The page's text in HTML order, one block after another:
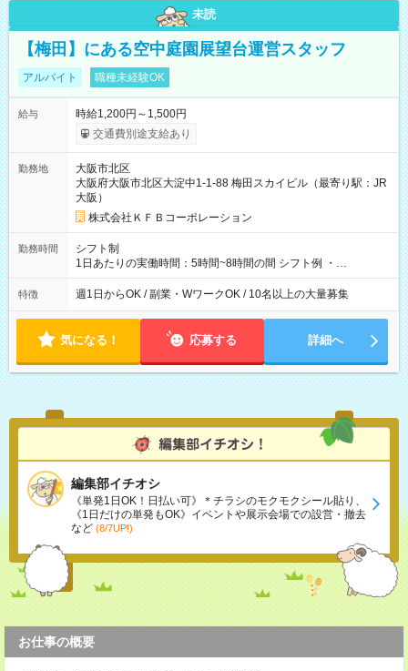
未読
【梅田】にある空中庭園展望台運営スタッフ
アルバイト 職種未経験OK
給与
時給1,200円～1,500円
交通費別途支給あり
勤務地
大阪市北区
大阪府大阪市北区大淀中1-1-88 梅田スカイビル（最寄り駅：JR
大阪）
株式会社ＫＦＢコーポレーション
勤務時間
シフト制
1日あたりの実働時間：5時間~8時間の間 シフト例 ・
9:30~18:00 実働7.5時間 ・9:30~14:30 実働5時間 ・
16:00~21:30 実働5.5時間
特徴 週1日からOK / 副業・WワークOK / 10名以上の大量募集
気になる！ 応募する 詳細へ
編集部イチオシ
《単発1日OK！日払い可》＊チラシのモクモクシール貼り、
《1日だけの単発もOK》イベントや展示会場での設営・撤去
など (8/7UP!)
お仕事の概要